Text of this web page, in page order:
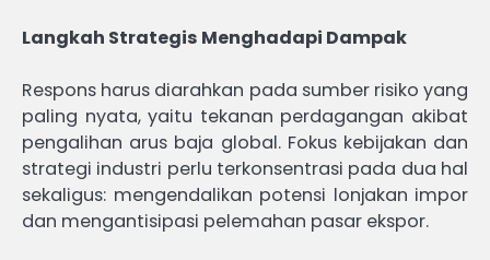
Langkah Strategis Menghadapi Dampak
Respons harus diarahkan pada sumber risiko yang
paling nyata, yaitu tekanan perdagangan akibat
pengalihan arus baja global. Fokus kebijakan dan
strategi industri perlu terkonsentrasi pada dua hal
sekaligus: mengendalikan potensi lonjakan impor
dan mengantisipasi pelemahan pasar ekspor.